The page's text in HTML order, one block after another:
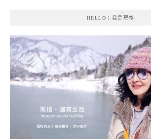
HELLO！我是瑪格